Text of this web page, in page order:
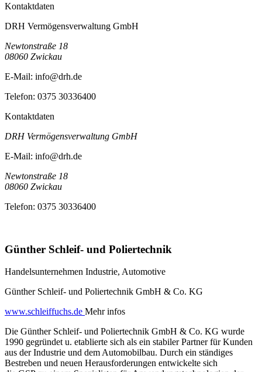
Kontaktdaten
DRH Vermögensverwaltung GmbH
Newtonstraße 18
08060 Zwickau
E-Mail: info@drh.de
Telefon: 0375 30336400
Kontaktdaten
DRH Vermögensverwaltung GmbH
E-Mail: info@drh.de
Newtonstraße 18
08060 Zwickau
Telefon: 0375 30336400
Günther Schleif- und Poliertechnik
Handelsunternehmen Industrie, Automotive
Günther Schleif- und Poliertechnik GmbH & Co. KG
www.schleiffuchs.de Mehr infos
Die Günther Schleif- und Poliertechnik GmbH & Co. KG wurde
1990 gegründet u. etablierte sich als ein stabiler Partner für Kunden
aus der Industrie und dem Automobilbau. Durch ein ständiges
Bestreben und neuen Herausforderungen entwickelte sich